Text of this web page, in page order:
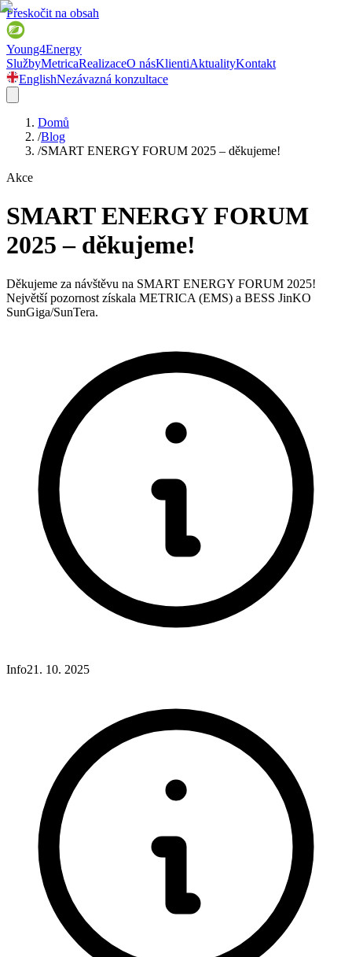
Přeskočit na obsah
Young4Energy
SlužbyMetricaRealizaceO násKlientiAktualityKontakt
EnglishNezávazná konzultace
Domů
/Blog
/SMART ENERGY FORUM 2025 – děkujeme!
Akce
SMART ENERGY FORUM
2025 – děkujeme!
Děkujeme za návštěvu na SMART ENERGY FORUM 2025!
Největší pozornost získala METRICA (EMS) a BESS JinKO
SunGiga/SunTera.
Info21. 10. 2025